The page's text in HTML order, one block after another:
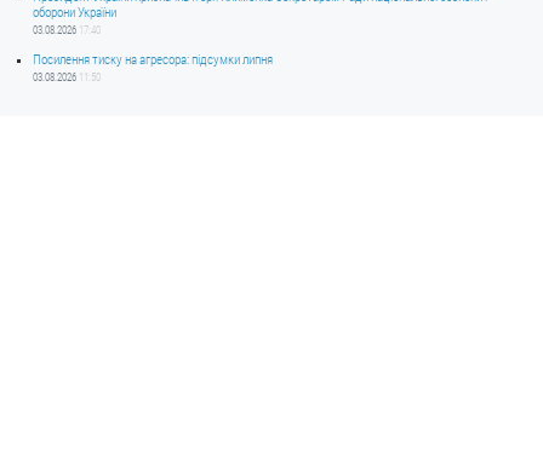
оборони України
03.08.2026 17:40
Посилення тиску на агресора: підсумки липня
03.08.2026 11:50